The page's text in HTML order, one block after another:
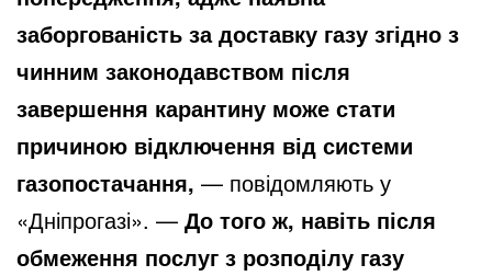
заборгованість за доставку газу згідно з
чинним законодавством після
завершення карантину може стати
причиною відключення від системи
газопостачання, — повідомляють у
«Дніпрогазі». — До того ж, навіть після
обмеження послуг з розподілу газу